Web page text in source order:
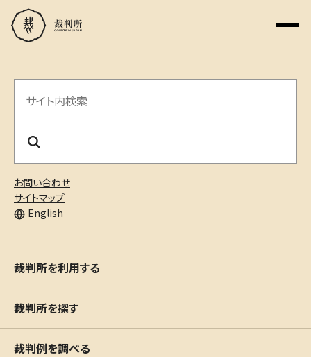
お問い合わせ
サイトマップ
English
サ
内
検
索
裁判所を利用する
裁判所を探す
裁判例を調べる